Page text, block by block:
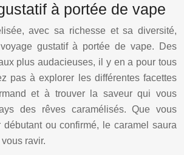
à portée de vape
avec sa richesse et sa diversité,
gustatif à portée de vape. Des
plus audacieuses, il y en a pour tous
pas à explorer les différentes facettes
et à trouver la saveur qui vous
des rêves caramélisés. Que vous
ou confirmé, le caramel saura
ravir.